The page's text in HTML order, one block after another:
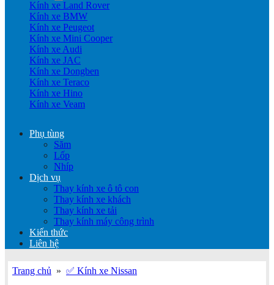
Kính xe Land Rover
Kính xe BMW
Kính xe Peugeot
Kính xe Mini Cooper
Kính xe Audi
Kính xe JAC
Kính xe Dongben
Kính xe Teraco
Kính xe Hino
Kính xe Veam
Phụ tùng
Săm
Lốp
Nhíp
Dịch vụ
Thay kính xe ô tô con
Thay kính xe khách
Thay kính xe tải
Thay kính máy công trình
Kiến thức
Liên hệ
Trang chủ » ✅ Kính xe Nissan